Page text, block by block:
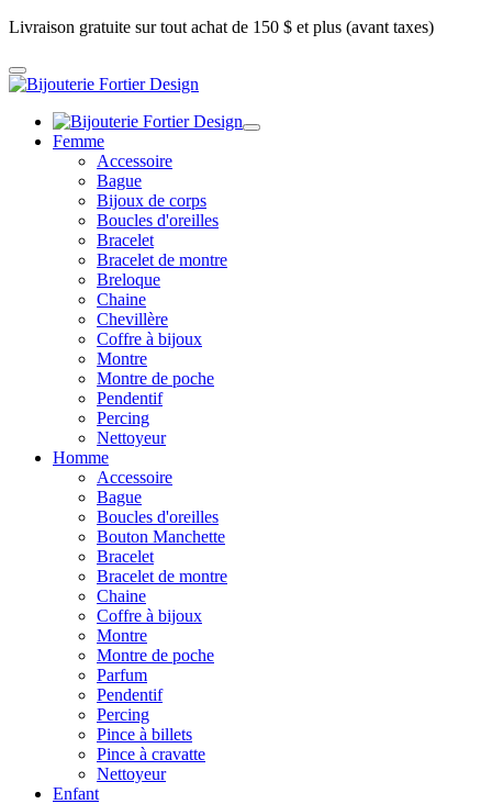
Livraison gratuite sur tout achat de 150 $ et plus (avant taxes)
Femme
Accessoire
Bague
Bijoux de corps
Boucles d'oreilles
Bracelet
Bracelet de montre
Breloque
Chaine
Chevillère
Coffre à bijoux
Montre
Montre de poche
Pendentif
Percing
Nettoyeur
Homme
Accessoire
Bague
Boucles d'oreilles
Bouton Manchette
Bracelet
Bracelet de montre
Chaine
Coffre à bijoux
Montre
Montre de poche
Parfum
Pendentif
Percing
Pince à billets
Pince à cravatte
Nettoyeur
Enfant